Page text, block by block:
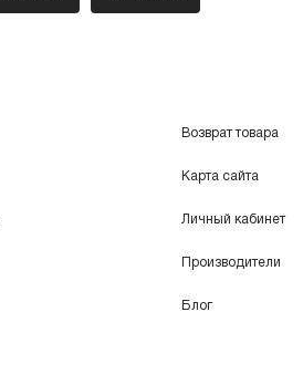
Возврат товара
Карта сайта
Личный кабинет
Производители
Блог